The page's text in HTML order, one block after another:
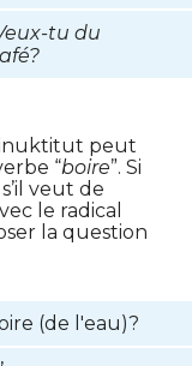
tu du
peut
“boire”. Si
veut de
le radical
la question
(de l'eau)?